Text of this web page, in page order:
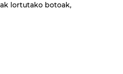
lortutako botoak,